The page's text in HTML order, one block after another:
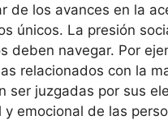
de los avances en la
únicos. La presión
deben navegar. Por
relacionados con la
ser juzgadas por sus
y emocional de las